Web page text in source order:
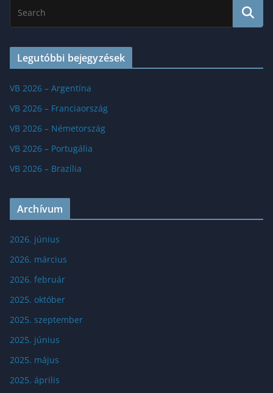
Legutóbbi bejegyzések
VB 2026 – Argentína
VB 2026 – Franciaország
VB 2026 – Németország
VB 2026 – Portugália
VB 2026 – Brazília
Archívum
2026. június
2026. március
2026. február
2025. október
2025. szeptember
2025. június
2025. május
2025. április